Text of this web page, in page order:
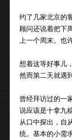
约了几家北京的
顾问还说着把下
上一个周末。也
想着这等好事儿
然而第二天就遇
曾经拜访过的一
说应该是十拿九
从口中探出，自
统。基本的小需